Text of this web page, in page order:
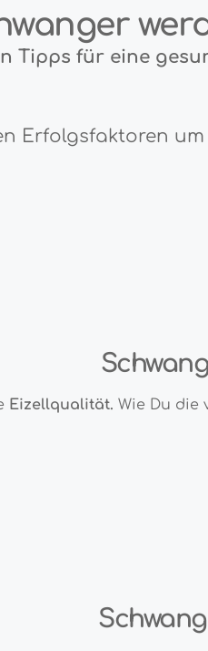
Tipps für eine
Erfolgsfaktoren
Eizellqualität. Wie Du die